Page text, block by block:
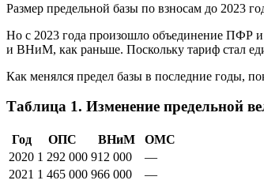
Размер предельной базы по взносам до 2023
Но с 2023 года произошло объединение ПФР
и ВНиМ, как раньше. Поскольку тариф стал
Как менялся предел базы в последние годы,
Таблица 1. Изменение предельной
Год ОПС ВНиМ
ОМС
2020 1 292 000 912 000
—
2021 1 465 000 966 000
—